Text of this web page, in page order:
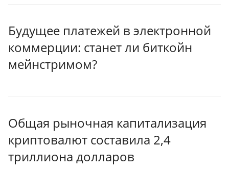
Будущее платежей в электронной
коммерции: станет ли биткойн
мейнстримом?
Общая рыночная капитализация
криптовалют составила 2,4
триллиона долларов